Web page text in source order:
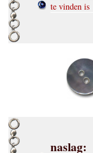
te vinden is
naslag: